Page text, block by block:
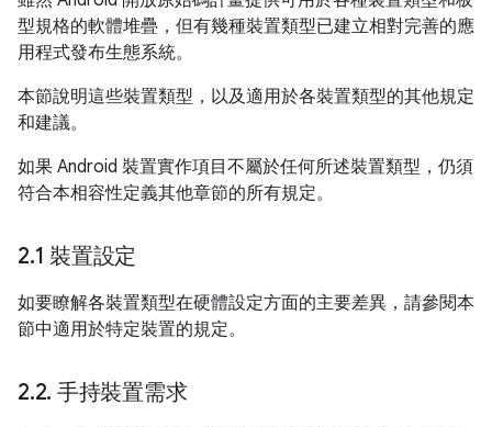
型規格的軟體堆疊，但有幾種裝置類型已建立相對完善的應
用程式發布生態系統。
本節說明這些裝置類型，以及適用於各裝置類型的其他規定
和建議。
如果 Android 裝置實作項目不屬於任何所述裝置類型，仍須
符合本相容性定義其他章節的所有規定。
2.1 裝置設定
如要瞭解各裝置類型在硬體設定方面的主要差異，請參閱本
節中適用於特定裝置的規定。
2.2. 手持裝置需求